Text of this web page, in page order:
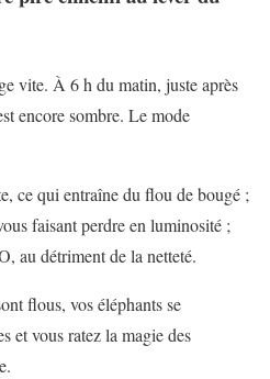
vite. À 6 h du matin, juste après
encore sombre. Le mode
ce qui entraîne du flou de bougé ;
faisant perdre en luminosité ;
au détriment de la netteté.
flous, vos éléphants se
et vous ratez la magie des